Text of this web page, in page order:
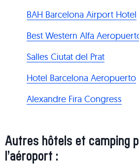
BAH Barcelona Airport Hotel
Best Western Alfa
Salles Ciutat del Prat
Hotel Barcelona Aeropuerto
Alexandre Fira Congress
Autres hôtels et camping
l’aéroport :